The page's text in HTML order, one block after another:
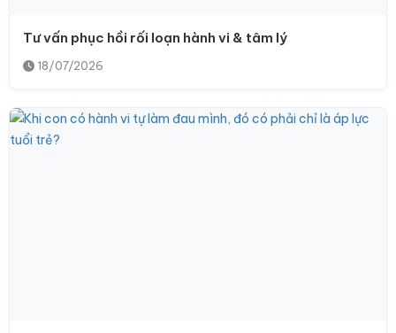
Tư vấn phục hồi rối loạn hành vi & tâm lý
18/07/2026